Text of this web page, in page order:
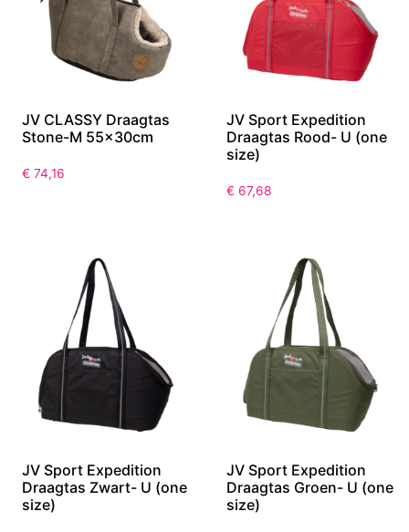
JV CLASSY Draagtas
Stone-M 55x30cm
€ 74,16
JV Sport Expedition
Draagtas Rood- U (one
size)
€ 67,68
JV Sport Expedition
Draagtas Zwart- U (one
size)
JV Sport Expedition
Draagtas Groen- U (one
size)